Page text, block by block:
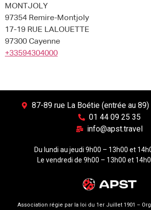
MONTJOLY
97354 Remire-Montjoly
17-19 RUE LALOUETTE
97300 Cayenne
+33594304000
87-89 rue La Boétie (entrée au
01 44 09 25 35
info@apst.travel
Du lundi au jeudi 9h00 – 13h00 et
Le vendredi de 9h00 – 13h00 et
Association régie par la loi du 1er Juillet 1901 –